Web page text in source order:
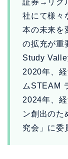
証券→リク
社にて様々
本の未来を
の拡充が重
Study
2020年、
ムSTEAM
2024年、
ン創出のた
究会」に委